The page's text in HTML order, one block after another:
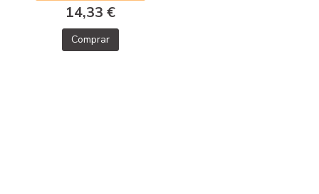
14,33 €
Comprar